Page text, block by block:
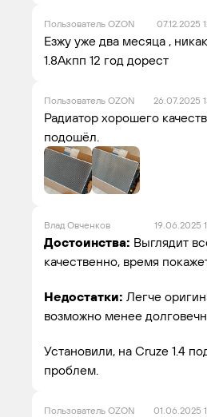
Пользователь OZON 07.12.2025
Езжу уже два месяца ,
1.8Акпп 12 год дорест
Пользователь OZON 26.07.2025
Радиатор хорошего
подошёл.
Влад Овченков 19.06.2025
Достоинства: Выглядит
качественно, время
Недостатки: Легче
возможно менее
Установили, на Cruze 1.4
проблем.
Пользователь OZON 01.06.2025